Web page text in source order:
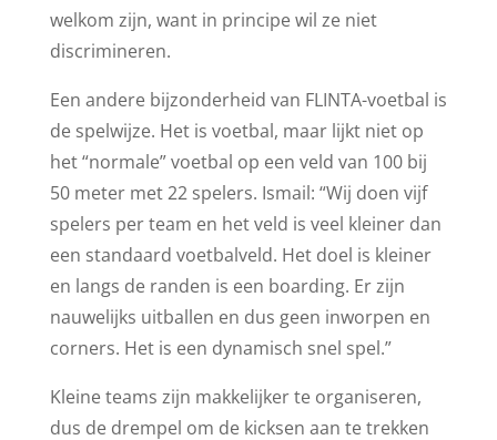
welkom zijn, want in principe wil ze niet
discrimineren.
Een andere bijzonderheid van FLINTA-voetbal is
de spelwijze. Het is voetbal, maar lijkt niet op
het “normale” voetbal op een veld van 100 bij
50 meter met 22 spelers. Ismail: “Wij doen vijf
spelers per team en het veld is veel kleiner dan
een standaard voetbalveld. Het doel is kleiner
en langs de randen is een boarding. Er zijn
nauwelijks uitballen en dus geen inworpen en
corners. Het is een dynamisch snel spel.”
Kleine teams zijn makkelijker te organiseren,
dus de drempel om de kicksen aan te trekken